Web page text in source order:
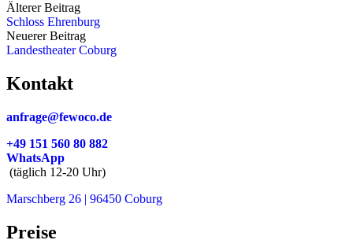
Älterer Beitrag
Schloss Ehrenburg
Neuerer Beitrag
Landestheater Coburg
Kontakt
anfrage@fewoco.de
+49 151 560 80 882
WhatsApp
(täglich 12-20 Uhr)
Marschberg 26 | 96450 Coburg
Preise